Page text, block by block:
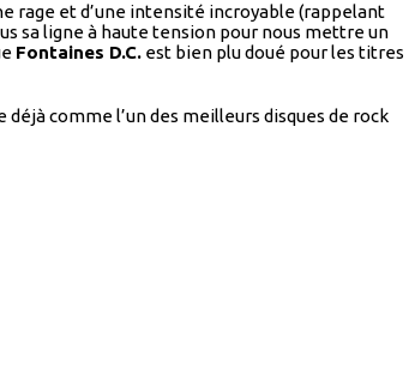
rage et d’une intensité incroyable (rappelant
sa ligne à haute tension pour nous mettre un
Fontaines D.C. est bien plu doué pour les titres
déjà comme l’un des meilleurs disques de rock